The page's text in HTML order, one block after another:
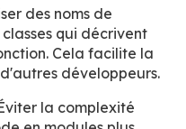
des noms de
qui décrivent
Cela facilite la
développeurs.
la complexité